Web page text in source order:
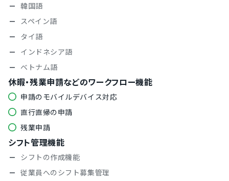
韓国語
スペイン語
タイ語
インドネシア語
ベトナム語
休暇・残業申請などのワークフロー機能
申請のモバイルデバイス対応
直行直帰の申請
残業申請
シフト管理機能
シフトの作成機能
従業員へのシフト募集管理